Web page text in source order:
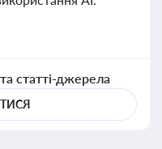
статті-джерела